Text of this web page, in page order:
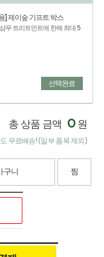
] 제이숲 기프트 박스
·트리트먼트에 한해 최대 5
선택완료
총 상품 금액 0 원
무료배송! (일부 품목 제외)
구니 찜